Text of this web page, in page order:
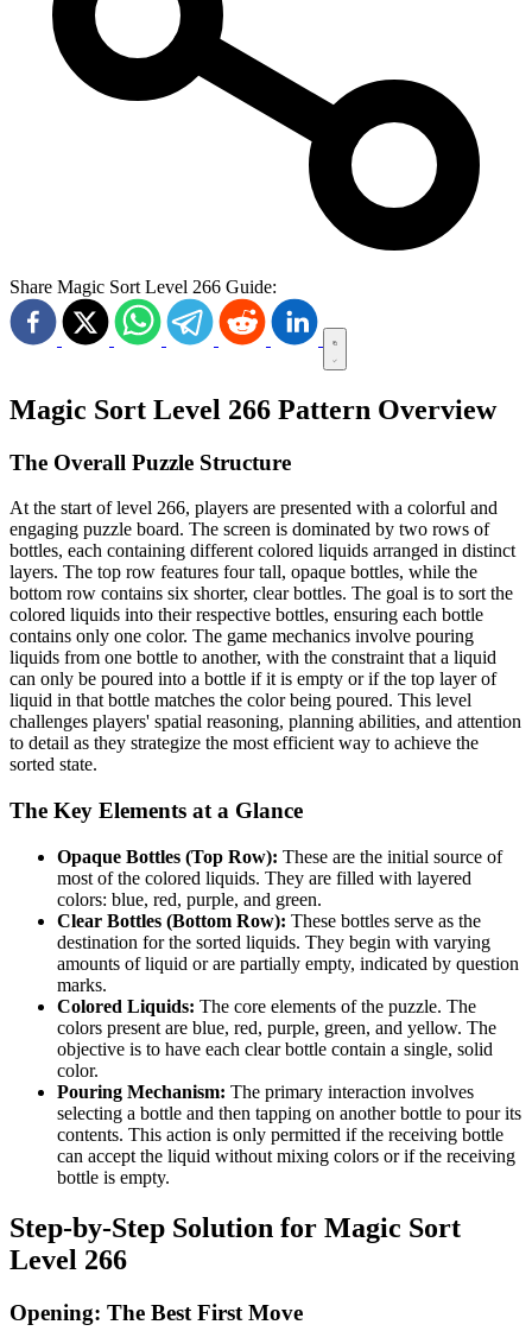
Share Magic Sort Level 266 Guide:
Magic Sort Level 266 Pattern Overview
The Overall Puzzle Structure
At the start of level 266, players are presented with a colorful and
engaging puzzle board. The screen is dominated by two rows of
bottles, each containing different colored liquids arranged in distinct
layers. The top row features four tall, opaque bottles, while the
bottom row contains six shorter, clear bottles. The goal is to sort the
colored liquids into their respective bottles, ensuring each bottle
contains only one color. The game mechanics involve pouring
liquids from one bottle to another, with the constraint that a liquid
can only be poured into a bottle if it is empty or if the top layer of
liquid in that bottle matches the color being poured. This level
challenges players' spatial reasoning, planning abilities, and attention
to detail as they strategize the most efficient way to achieve the
sorted state.
The Key Elements at a Glance
Opaque Bottles (Top Row): These are the initial source of
most of the colored liquids. They are filled with layered
colors: blue, red, purple, and green.
Clear Bottles (Bottom Row): These bottles serve as the
destination for the sorted liquids. They begin with varying
amounts of liquid or are partially empty, indicated by question
marks.
Colored Liquids: The core elements of the puzzle. The
colors present are blue, red, purple, green, and yellow. The
objective is to have each clear bottle contain a single, solid
color.
Pouring Mechanism: The primary interaction involves
selecting a bottle and then tapping on another bottle to pour its
contents. This action is only permitted if the receiving bottle
can accept the liquid without mixing colors or if the receiving
bottle is empty.
Step-by-Step Solution for Magic Sort
Level 266
Opening: The Best First Move